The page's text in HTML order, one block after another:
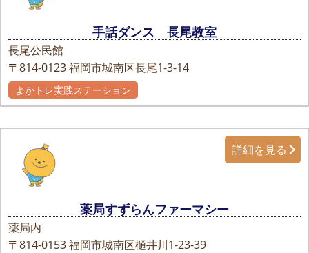
手話ダンス 長尾教室
長尾公民館
〒814-0123福岡市城南区長尾1-3-14
よかトレ実践ステーション
薬局すずらんファーマシー
薬局内
〒814-0153福岡市城南区樋井川1-23-39
詳細を見る